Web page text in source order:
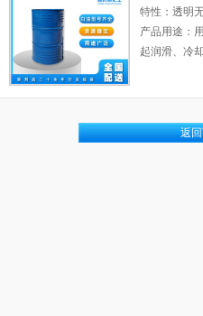
特性：透明
产品用途：
起润滑、冷
返